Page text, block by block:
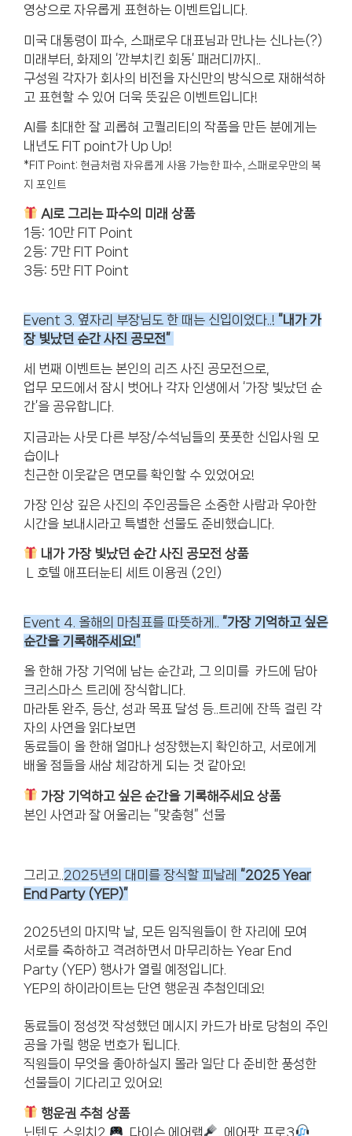
영상으로 자유롭게 표현하는 이벤트입니다.
미국 대통령이 파수, 스패로우 대표님과 만나는 신나는(?)
미래부터, 화제의 ‘깐부치킨 회동’ 패러디까지..
구성원 각자가 회사의 비전을 자신만의 방식으로 재해석하
고 표현할 수 있어 더욱 뜻깊은 이벤트입니다!
AI를 최대한 잘 괴롭혀 고퀄리티의 작품을 만든 분에게는
내년도 FIT point가 Up Up!
*FIT Point: 현금처럼 자유롭게 사용 가능한 파수, 스패로우만의 복
지 포인트
AI로 그리는 파수의 미래상품
1등: 10만 FIT Point
2등: 7만 FIT Point
3등: 5만 FIT Point
Event 3. 옆자리 부장님도 한 때는 신입이었다..! “내가 가
장 빛났던 순간 사진 공모전”
세 번째 이벤트는 본인의 리즈 사진 공모전으로,
업무 모드에서 잠시 벗어나 각자 인생에서 ‘가장 빛났던 순
간’을 공유합니다.
지금과는 사뭇 다른 부장/수석님들의 풋풋한 신입사원 모
습이나
친근한 이웃같은 면모를 확인할 수 있었어요!
가장 인상 깊은 사진의 주인공들은 소중한 사람과 우아한
시간을 보내시라고 특별한 선물도 준비했습니다.
내가 가장 빛났던 순간 사진 공모전상품
L 호텔 애프터눈티 세트 이용권 (2인)
Event 4. 올해의 마침표를 따뜻하게.. “가장 기억하고 싶은
순간을 기록해주세요!”
올 한해 가장 기억에 남는 순간과, 그 의미를 카드에 담아
크리스마스 트리에 장식합니다.
마라톤 완주, 등산, 성과 목표 달성 등..트리에 잔뜩 걸린 각
자의 사연을 읽다보면
동료들이 올 한해 얼마나 성장했는지 확인하고, 서로에게
배울 점들을 새삼 체감하게 되는 것 같아요!
가장 기억하고 싶은 순간을 기록해주세요 상품
본인 사연과 잘 어울리는 “맞춤형” 선물
그리고.. 2025년의 대미를 장식할 피날레 “2025 Year
End Party (YEP)”
2025년의 마지막 날, 모든 임직원들이 한 자리에 모여
서로를 축하하고 격려하면서 마무리하는 Year End
Party (YEP) 행사가 열릴 예정입니다.
YEP의 하이라이트는 단연 행운권 추첨인데요!
동료들이 정성껏 작성했던 메시지 카드가 바로 당첨의 주인
공을 가릴 행운 번호가 됩니다.
직원들이 무엇을 좋아하실지 몰라 일단 다 준비한 풍성한
선물들이 기다리고 있어요!
행운권 추첨상품
닌텐도 스위치2
, 다이슨 에어랩
, 에어팟 프로3